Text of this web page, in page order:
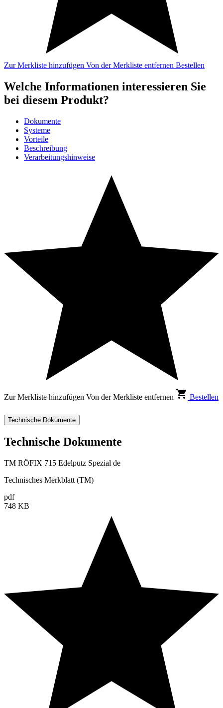
Zur Merkliste hinzufügen Von der Merkliste entfernen Bestellen
Welche Informationen interessieren Sie
bei diesem Produkt?
Dokumente
Systeme
Vorteile
Beschreibung
Verarbeitungshinweise
Zur Merkliste hinzufügen Von der Merkliste entfernen Bestellen
Technische Dokumente
Technische Dokumente
TM RÖFIX 715 Edelputz Spezial de
Technisches Merkblatt (TM)
pdf
748 KB